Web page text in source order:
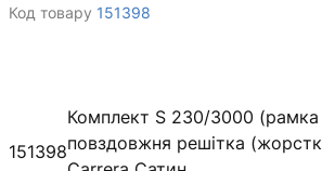
Код товару 151398
151398
Комплект S 230/3000 (рамка
повздовжня решітка